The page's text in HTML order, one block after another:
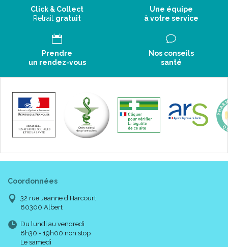
Click & Collect
Retrait gratuit
Une équipe
à votre service
Prendre
un rendez-vous
Nos conseils
santé
Coordonnées
32 rue Jeanne d’Harcourt
80300 Albert
Du lundi au vendredi
8h30 - 19h00 non stop
Le samedi